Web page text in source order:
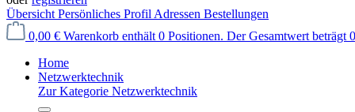
Übersicht Persönliches Profil Adressen Bestellungen
0,00 € Warenkorb enthält 0 Positionen. Der Gesamtwert beträgt
Home
Netzwerktechnik
Zur Kategorie Netzwerktechnik